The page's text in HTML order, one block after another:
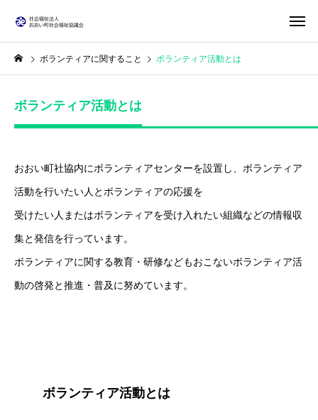
ボランティアに関すること ボランティア活動とは
ボランティア活動とは
おおい町社協内にボランティアセンターを設置し、ボランティア
活動を行いたい人とボランティアの応援を
受けたい人またはボランティアを受け入れたい組織などの情報収
集と発信を行っています。
ボランティアに関する教育・研修などもおこないボランティア活
動の啓発と推進・普及に努めています。
ボランティア活動とは